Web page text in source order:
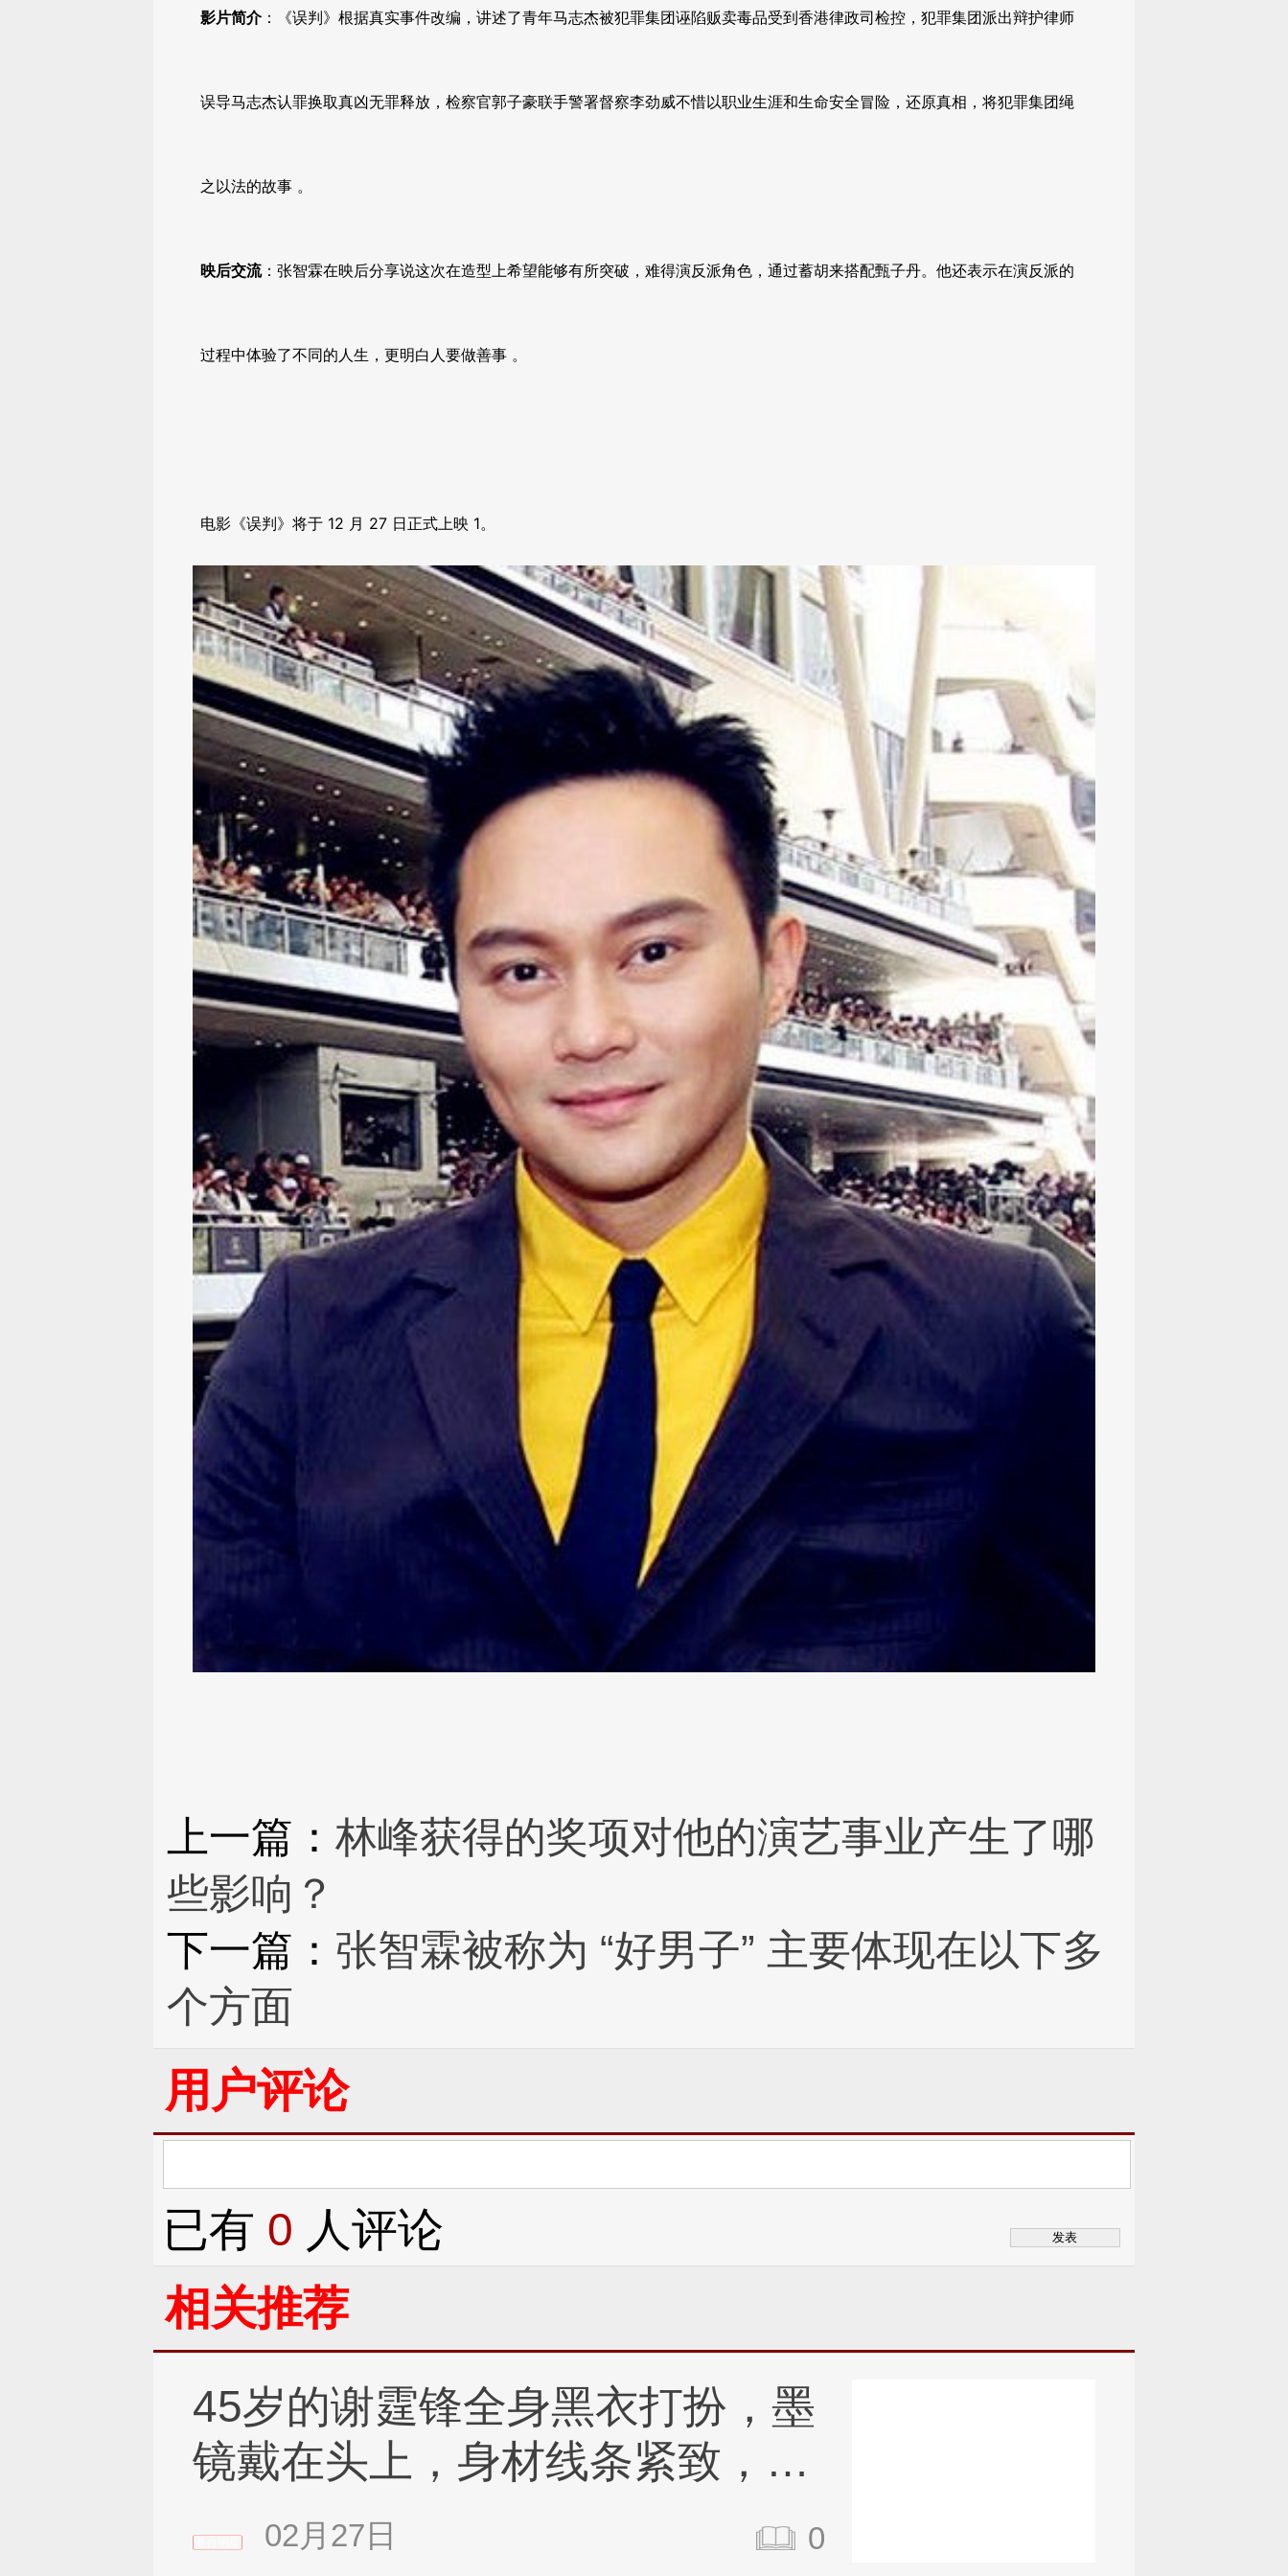
影片简介：《误判》根据真实事件改编，讲述了青年马志杰被犯罪集团诬陷贩卖毒品受到香港律政司检控，犯罪集团派出辩护律师
误导马志杰认罪换取真凶无罪释放，检察官郭子豪联手警署督察李劲威不惜以职业生涯和生命安全冒险，还原真相，将犯罪集团绳
之以法的故事 。
映后交流：张智霖在映后分享说这次在造型上希望能够有所突破，难得演反派角色，通过蓄胡来搭配甄子丹。他还表示在演反派的
过程中体验了不同的人生，更明白人要做善事 。
电影《误判》将于 12 月 27 日正式上映 1。
上一篇： 林峰获得的奖项对他的演艺事业产生了哪
些影响？
下一篇： 张智霖被称为 “好男子” 主要体现在以下多
个方面
用户评论
已有 0 人评论
相关推荐
45岁的谢霆锋全身黑衣打扮，墨
镜戴在头上，身材线条紧致，帅
气得让人咋舌
02月27日 0